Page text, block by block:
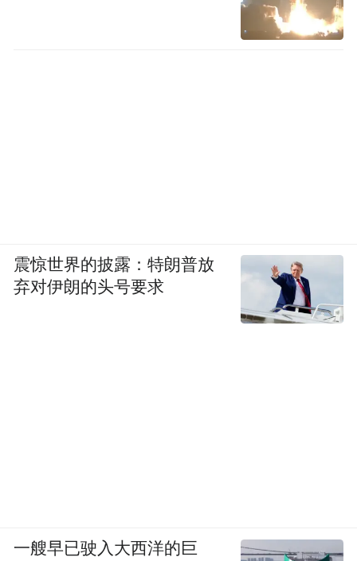
震惊世界的披露：特朗普放
弃对伊朗的头号要求
一艘早已驶入大西洋的巨